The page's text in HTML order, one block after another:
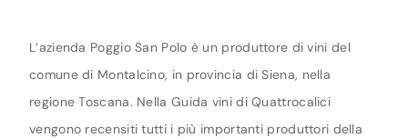
L’azienda Poggio San Polo è un produttore di vini del
comune di Montalcino, in provincia di Siena, nella
regione Toscana. Nella Guida vini di Quattrocalici
vengono recensiti tutti i più importanti produttori della